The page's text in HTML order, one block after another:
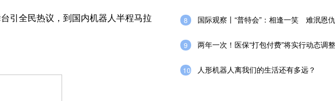
引全民热议，到国内机器人半程马拉
8 国际观察丨“普特会”：相逢一笑 难泯恩仇
9 两年一次！医保“打包付费”将实行动态调整
10 人形机器人离我们的生活还有多远？